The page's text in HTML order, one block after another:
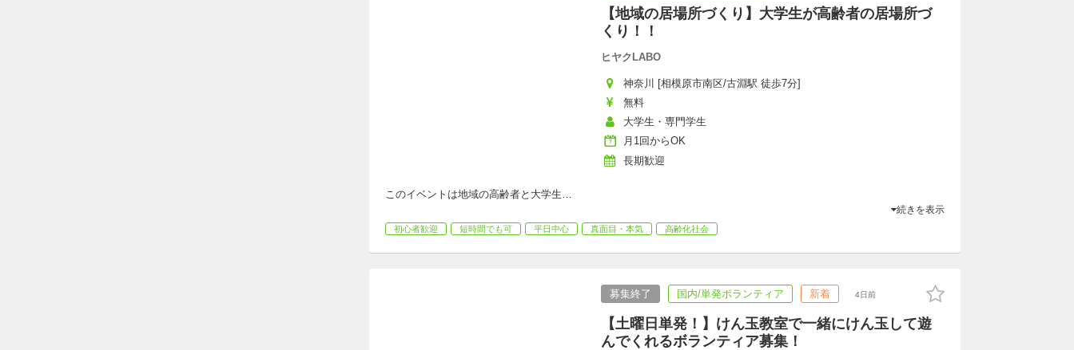
【地域の居場所づくり】大学生が高齢者の居場所づ
くり！！
ヒヤクLABO
神奈川 [相模原市南区/古淵駅 徒歩7分]
無料
大学生・専門学生
月1回からOK
長期歓迎
このイベントは地域の高齢者と大学生…
続きを表示
初心者歓迎 短時間でも可 平日中心 真面目・本気 高齢化社会
募集終了 国内/単発ボランティア 新着 4日前
【土曜日単発！】けん玉教室で一緒にけん玉して遊
んでくれるボランティア募集！